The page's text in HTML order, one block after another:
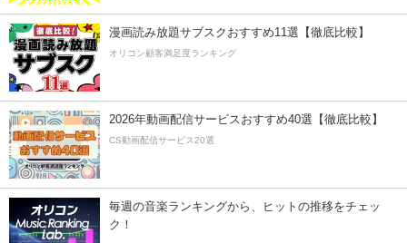
漫画読み放題サブスクおすすめ11選【徹底比較】
オリコン顧客満足度ランキング
2026年動画配信サービスおすすめ40選【徹底比較】
CS動画配信サービス20選
毎週の音楽ランキングから、ヒットの推移をチェッ
ク！